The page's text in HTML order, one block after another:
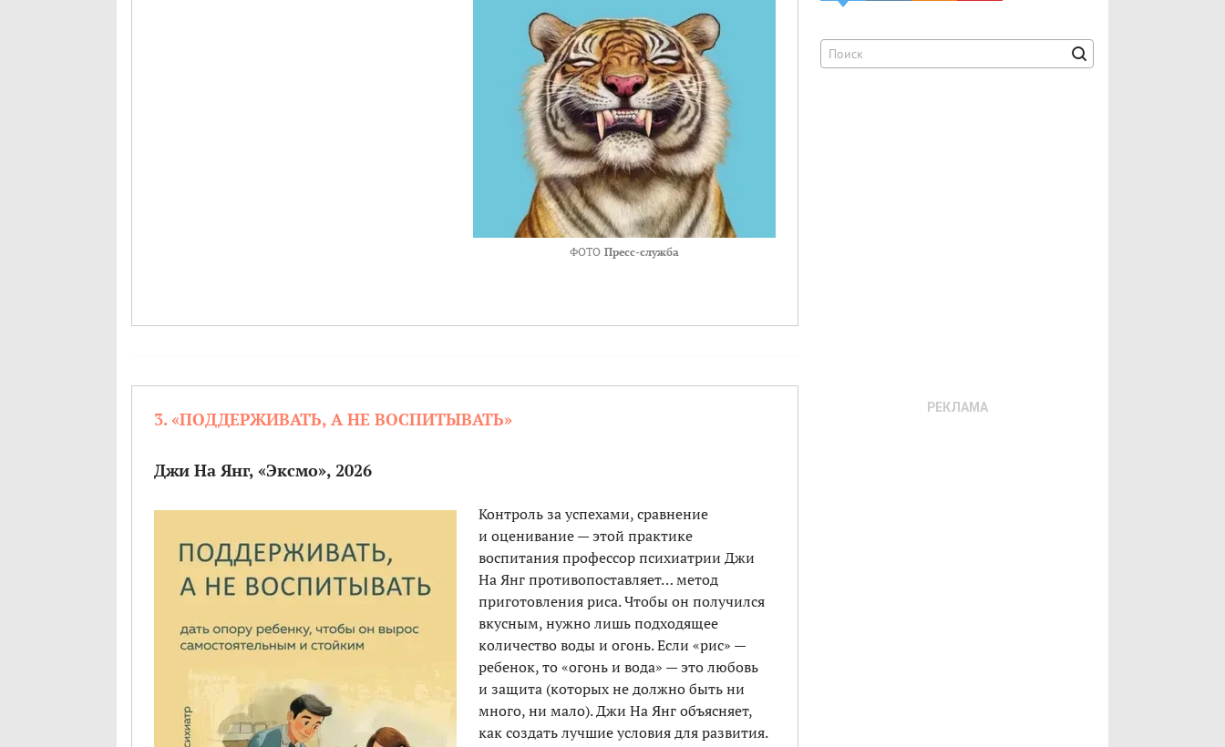
ФОТО Пресс-служба
3. «ПОДДЕРЖИВАТЬ, А НЕ ВОСПИТЫВАТЬ»
Джи На Янг, «Эксмо», 2026
Контроль за успехами, сравнение
и оценивание — этой практике
воспитания профессор психиатрии Джи
На Янг противопоставляет… метод
приготовления риса. Чтобы он получился
вкусным, нужно лишь подходящее
количество воды и огонь. Если «рис» —
ребенок, то «огонь и вода» — это любовь
и защита (которых не должно быть ни
много, ни мало). Джи На Янг объясняет,
как создать лучшие условия для развития.